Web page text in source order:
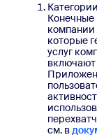
Конечные
компании
которые
услуг
включают
см. в